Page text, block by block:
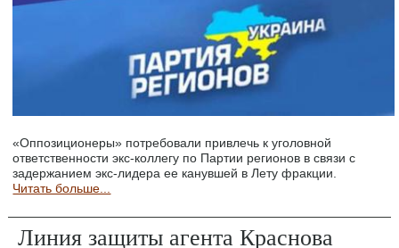
«Оппозиционеры» потребовали привлечь к уголовной
ответственности экс-коллегу по Партии регионов в связи с
задержанием экс-лидера ее канувшей в Лету фракции.
Читать больше...
Линия защиты агента Краснова